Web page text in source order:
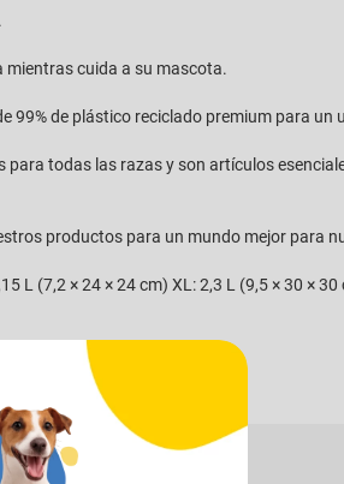
mientras cuida a su mascota.
99% de plástico reciclado premium para un
todas las razas y son artículos
productos para un mundo mejor para
L (7,2 × 24 × 24 cm) XL: 2,3 L (9,5 × 30 × 30